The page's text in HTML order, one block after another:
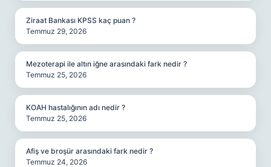
Ziraat Bankası KPSS kaç puan ?
Temmuz 29, 2026
Mezoterapi ile altın iğne arasındaki fark nedir ?
Temmuz 25, 2026
KOAH hastalığının adı nedir ?
Temmuz 25, 2026
Afiş ve broşür arasındaki fark nedir ?
Temmuz 24, 2026